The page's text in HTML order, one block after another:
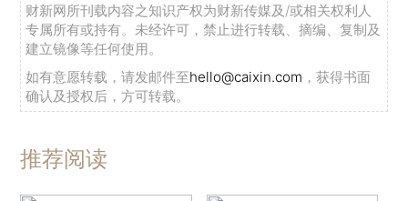
财新网所刊载内容之知识产权为财新传媒及/或相关权利人
专属所有或持有。未经许可，禁止进行转载、摘编、复制及
建立镜像等任何使用。
如有意愿转载，请发邮件至hello@caixin.com ，获得书面
确认及授权后，方可转载。
推荐阅读